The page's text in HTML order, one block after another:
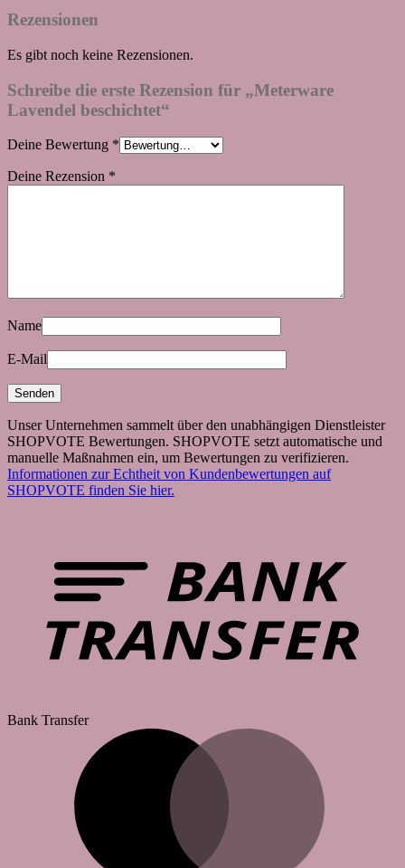
Rezensionen
Es gibt noch keine Rezensionen.
Schreibe die erste Rezension für „Meterware
Lavendel beschichtet“
Deine Bewertung *
Deine Rezension *
Name
E-Mail
Unser Unternehmen sammelt über den unabhängigen Dienstleister
SHOPVOTE Bewertungen. SHOPVOTE setzt automatische und
manuelle Maßnahmen ein, um Bewertungen zu verifizieren.
Informationen zur Echtheit von Kundenbewertungen auf
SHOPVOTE finden Sie hier.
Bank Transfer